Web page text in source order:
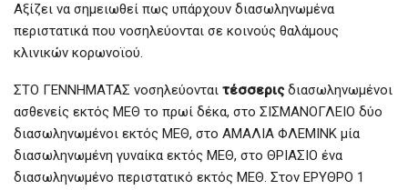
Αξίζει να σημειωθεί πως υπάρχουν διασωληνωμένα
περιστατικά που νοσηλεύονται σε κοινούς θαλάμους
κλινικών κορωνοϊού.
ΣΤΟ ΓΕΝΝΗΜΑΤΑΣ νοσηλεύονται τέσσερις διασωληνωμένοι
ασθενείς εκτός ΜΕΘ το πρωί δέκα, στο ΣΙΣΜΑΝΟΓΛΕΙΟ δύο
διασωληνωμένοι εκτός ΜΕΘ, στο ΑΜΑΛΙΑ ΦΛΕΜΙΝΚ μία
διασωληνωμένη γυναίκα εκτός ΜΕΘ, στο ΘΡΙΑΣΙΟ ένα
διασωληνωμένο περιστατικό εκτός ΜΕΘ. Στον ΕΡΥΘΡΟ 1